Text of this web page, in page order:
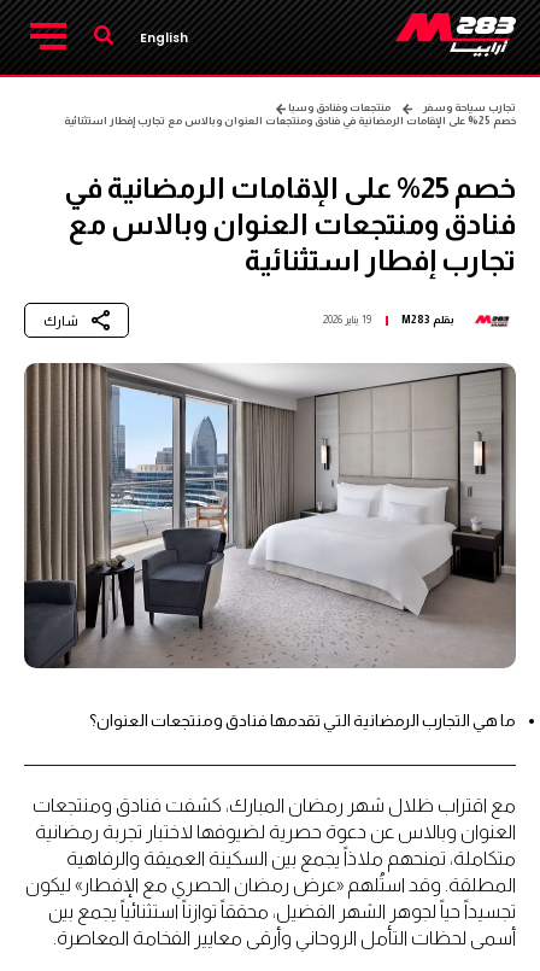
English
تجارب سياحة وسفر
منتجعات وفنادق وسبا
خصم 25% على الإقامات الرمضانية في فنادق ومنتجعات العنوان وبالاس مع تجارب إفطار استثنائية
خصم 25% على الإقامات الرمضانية في
فنادق ومنتجعات العنوان وبالاس مع
تجارب إفطار استثنائية
بقلم M283 19 يناير 2026 شارك
ما هي التجارب الرمضانية التي تقدمها فنادق ومنتجعات العنوان؟
مع اقتراب ظلال شهر رمضان المبارك، كشفت فنادق ومنتجعات
العنوان وبالاس عن دعوة حصرية لضيوفها لاختبار تجربة رمضانية
متكاملة، تمنحهم ملاذاً يجمع بين السكينة العميقة والرفاهية
المطلقة. وقد استُلهم «عرض رمضان الحصري مع الإفطار» ليكون
تجسيداً حياً لجوهر الشهر الفضيل، محققاً توازناً استثنائياً يجمع بين
أسمى لحظات التأمل الروحاني وأرقى معايير الفخامة المعاصرة.